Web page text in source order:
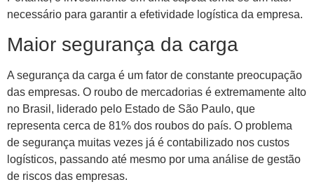
necessário para garantir a efetividade logística da empresa.
Maior segurança da carga
A segurança da carga é um fator de constante preocupação
das empresas. O roubo de mercadorias é extremamente alto
no Brasil, liderado pelo Estado de São Paulo, que
representa cerca de 81% dos roubos do país. O problema
de segurança muitas vezes já é contabilizado nos custos
logísticos, passando até mesmo por uma análise de gestão
de riscos das empresas.